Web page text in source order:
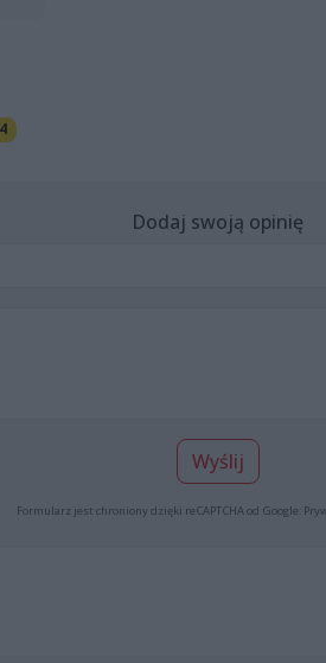
Dodaj swoją opinię
Wyślij
Formularz jest chroniony dzięki reCAPTCHA od Google: